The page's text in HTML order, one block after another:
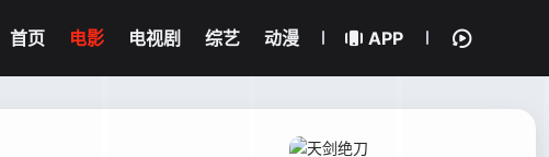
首页 电影 电视剧 综艺 动漫 APP